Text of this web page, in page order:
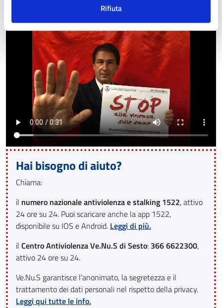
Rifiuta
Hai bisogno di aiuto?
Chiama:
il numero nazionale antiviolenza e stalking 1522, attivo
24 ore su 24. Puoi scaricare anche la app 1522,
disponibile su IOS e Android. Leggi di più.
il Centro Antiviolenza Ve.Nu.S di Sesto: 366 6622300,
attivo 24 ore su 24.
Ve.Nu.S garantisce l’anonimato, la segretezza e il
trattamento dei dati personali nel rispetto della privacy.
Leggi qui tutte le info.